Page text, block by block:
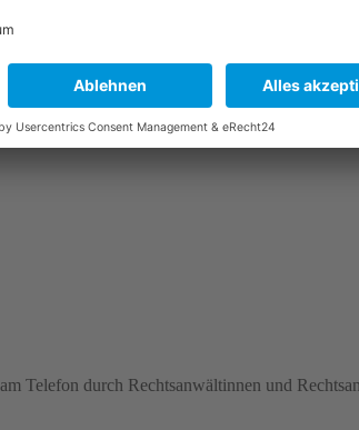
Telefon durch Rechtsanwältinnen und